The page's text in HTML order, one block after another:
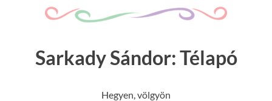
Sarkady Sándor: Télapó
Hegyen, völgyön